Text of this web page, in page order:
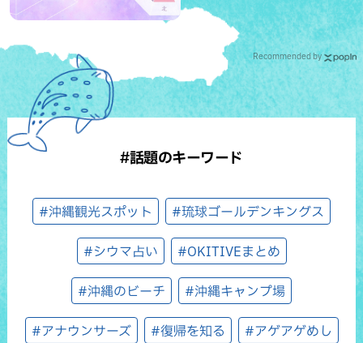
Recommended by
#話題のキーワード
#沖縄観光スポット #琉球ゴールデンキングス
#シウマ占い #OKITIVEまとめ
#沖縄のビーチ #沖縄キャンプ場
#アナウンサーズ #復帰を知る #アゲアゲめし